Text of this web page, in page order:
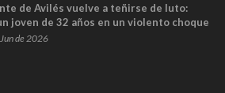
de Avilés vuelve a teñirse de luto:
joven de 32 años en un violento choque
de 2026